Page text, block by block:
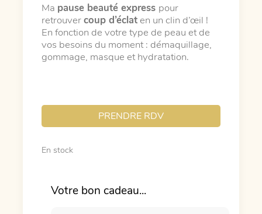
Ma pause beauté express pour
retrouvercoup d’éclat en un clin d’œil !
En fonction de votre type de peau et de
vos besoins du moment : démaquillage,
gommage, masque et hydratation.
PRENDRE RDV
En stock